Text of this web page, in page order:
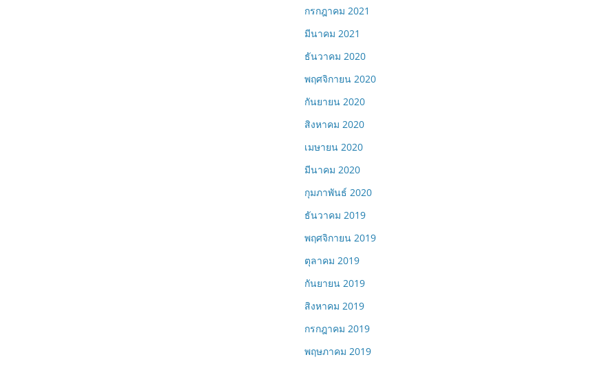
กรกฎาคม 2021
มีนาคม 2021
ธันวาคม 2020
พฤศจิกายน 2020
กันยายน 2020
สิงหาคม 2020
เมษายน 2020
มีนาคม 2020
กุมภาพันธ์ 2020
ธันวาคม 2019
พฤศจิกายน 2019
ตุลาคม 2019
กันยายน 2019
สิงหาคม 2019
กรกฎาคม 2019
พฤษภาคม 2019